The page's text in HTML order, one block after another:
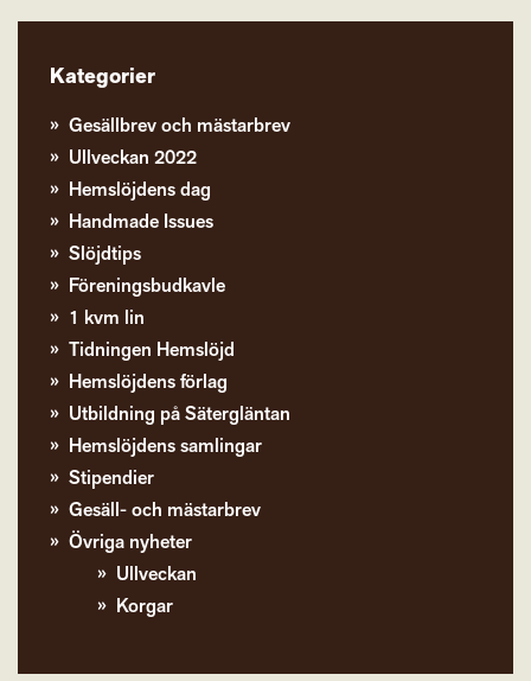
Kategorier
Gesällbrev och mästarbrev
Ullveckan 2022
Hemslöjdens dag
Handmade Issues
Slöjdtips
Föreningsbudkavle
1 kvm lin
Tidningen Hemslöjd
Hemslöjdens förlag
Utbildning på Sätergläntan
Hemslöjdens samlingar
Stipendier
Gesäll- och mästarbrev
Övriga nyheter
Ullveckan
Korgar